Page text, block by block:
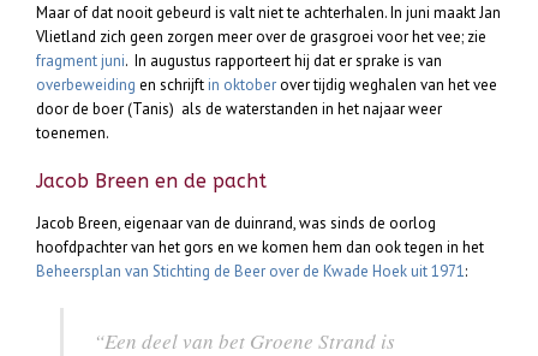
Maar of dat nooit gebeurd is valt niet te achterhalen. In juni maakt Jan
Vlietland zich geen zorgen meer over de grasgroei voor het vee; zie
fragment juni. In augustus rapporteert hij dat er sprake is van
overbeweiding en schrijft in oktoberover tijdig weghalen van het vee
door de boer (Tanis) als de waterstanden in het najaar weer
toenemen.
Jacob Breen en de pacht
Jacob Breen, eigenaar van de duinrand, was sinds de oorlog
hoofdpachter van het gors en we komen hem dan ook tegen in het
Beheersplan van Stichting de Beer over de Kwade Hoek uit 1971:
“Een deel van bet Groene Strand is